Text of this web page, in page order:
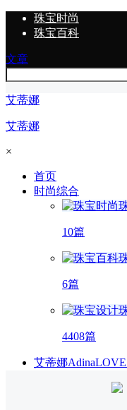
珠宝时尚
珠宝百科
文章
艾蒂娜
艾蒂娜
×
首页
时尚综合
10篇
6篇
4408篇
艾蒂娜